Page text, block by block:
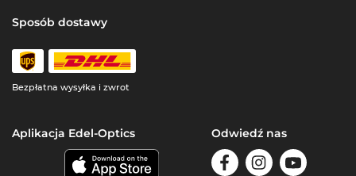
Sposób dostawy
Bezpłatna wysyłka i zwrot
Aplikacja Edel-Optics Odwiedź nas